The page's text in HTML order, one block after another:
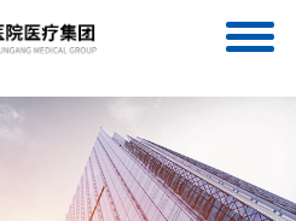
连一医医疗集团服务号